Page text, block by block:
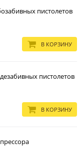
пистолетов
В КОРЗИНУ
пистолетов
В КОРЗИНУ